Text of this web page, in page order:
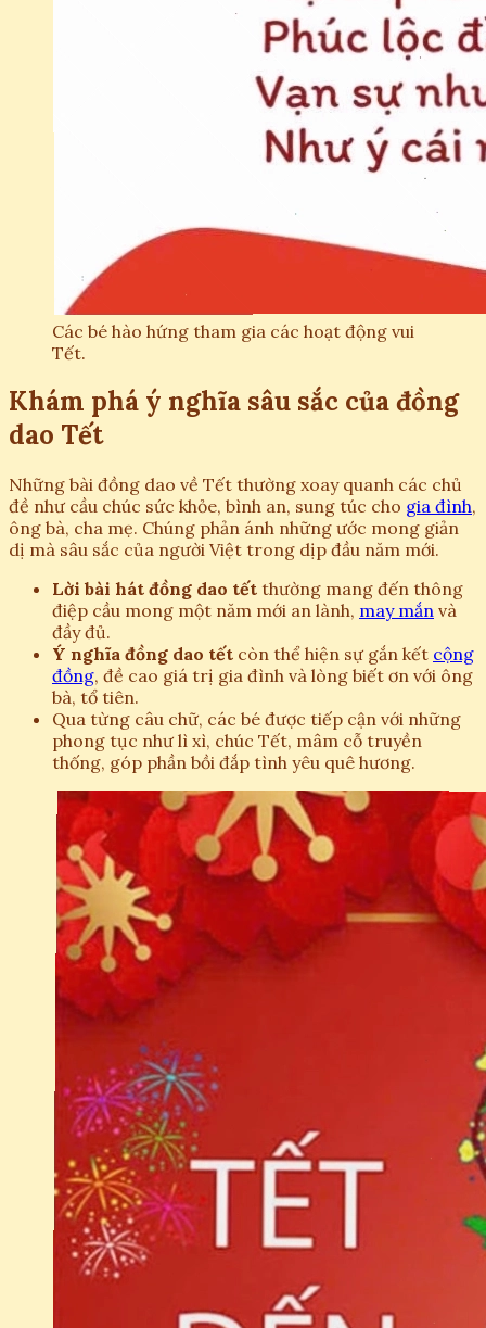
Các bé hào hứng tham gia các hoạt động vui
Tết.
Khám phá ý nghĩa sâu sắc của đồng
dao Tết
Những bài đồng dao về Tết thường xoay quanh các chủ
đề như cầu chúc sức khỏe, bình an, sung túc cho gia đình,
ông bà, cha mẹ. Chúng phản ánh những ước mong giản
dị mà sâu sắc của người Việt trong dịp đầu năm mới.
Lời bài hát đồng dao tết thường mang đến thông
điệp cầu mong một năm mới an lành, may mắn và
đầy đủ.
Ý nghĩa đồng dao tết còn thể hiện sự gắn kết cộng
đồng, đề cao giá trị gia đình và lòng biết ơn với ông
bà, tổ tiên.
Qua từng câu chữ, các bé được tiếp cận với những
phong tục như lì xì, chúc Tết, mâm cỗ truyền
thống, góp phần bồi đắp tình yêu quê hương.